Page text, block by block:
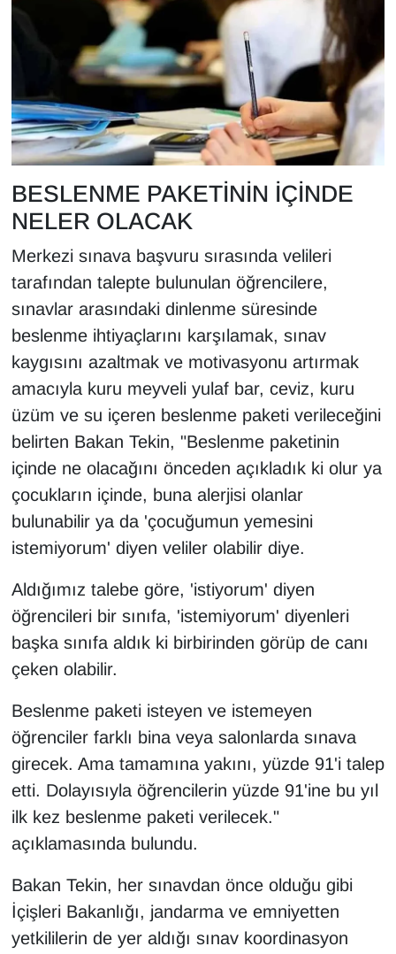
BESLENME PAKETİNİN İÇİNDE
NELER OLACAK
Merkezi sınava başvuru sırasında velileri
tarafından talepte bulunulan öğrencilere,
sınavlar arasındaki dinlenme süresinde
beslenme ihtiyaçlarını karşılamak, sınav
kaygısını azaltmak ve motivasyonu artırmak
amacıyla kuru meyveli yulaf bar, ceviz, kuru
üzüm ve su içeren beslenme paketi verileceğini
belirten Bakan Tekin, "Beslenme paketinin
içinde ne olacağını önceden açıkladık ki olur ya
çocukların içinde, buna alerjisi olanlar
bulunabilir ya da 'çocuğumun yemesini
istemiyorum' diyen veliler olabilir diye.
Aldığımız talebe göre, 'istiyorum' diyen
öğrencileri bir sınıfa, 'istemiyorum' diyenleri
başka sınıfa aldık ki birbirinden görüp de canı
çeken olabilir.
Beslenme paketi isteyen ve istemeyen
öğrenciler farklı bina veya salonlarda sınava
girecek. Ama tamamına yakını, yüzde 91'i talep
etti. Dolayısıyla öğrencilerin yüzde 91'ine bu yıl
ilk kez beslenme paketi verilecek."
açıklamasında bulundu.
Bakan Tekin, her sınavdan önce olduğu gibi
İçişleri Bakanlığı, jandarma ve emniyetten
yetkililerin de yer aldığı sınav koordinasyon